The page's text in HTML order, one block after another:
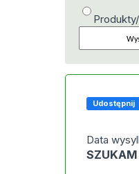
Udostępnij
Data
SZUKAM